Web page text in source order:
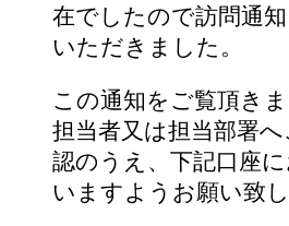
在でしたので訪問通
いただきました。
この通知をご覧頂き
担当者又は担当部署
認のうえ、下記口座
いますようお願い致し